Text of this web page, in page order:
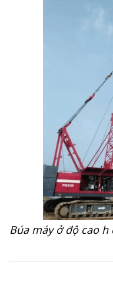
Búa máy ở độ cao